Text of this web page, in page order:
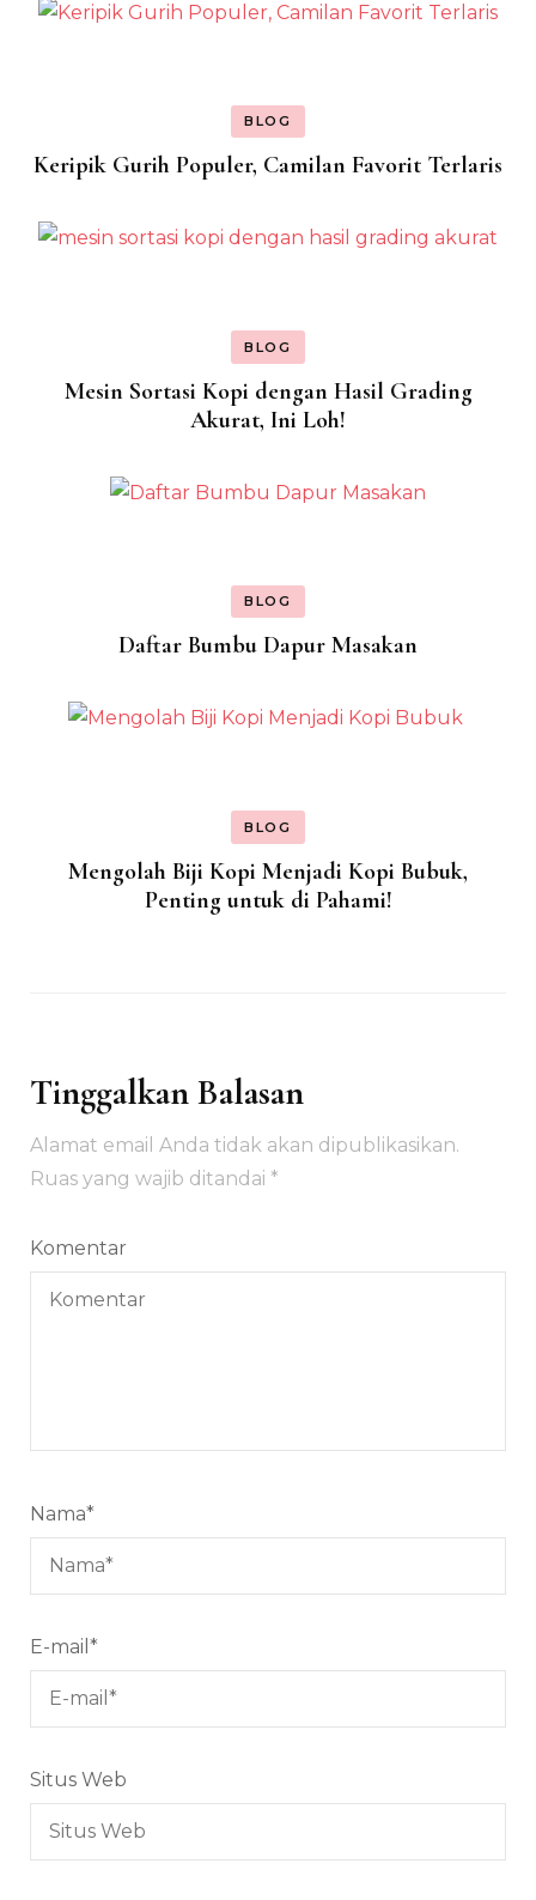
BLOG
Keripik Gurih Populer, Camilan Favorit Terlaris
BLOG
Mesin Sortasi Kopi dengan Hasil Grading
Akurat, Ini Loh!
BLOG
Daftar Bumbu Dapur Masakan
BLOG
Mengolah Biji Kopi Menjadi Kopi Bubuk,
Penting untuk di Pahami!
Tinggalkan Balasan
Alamat email Anda tidak akan dipublikasikan.
Ruas yang wajib ditandai *
Komentar
Nama*
E-mail *
Situs Web